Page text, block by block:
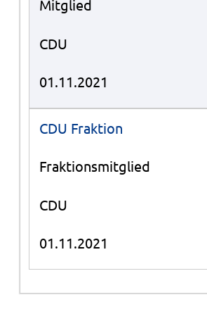
Mitglied
CDU
01.11.2021
CDU Fraktion
Fraktionsmitglied
CDU
01.11.2021